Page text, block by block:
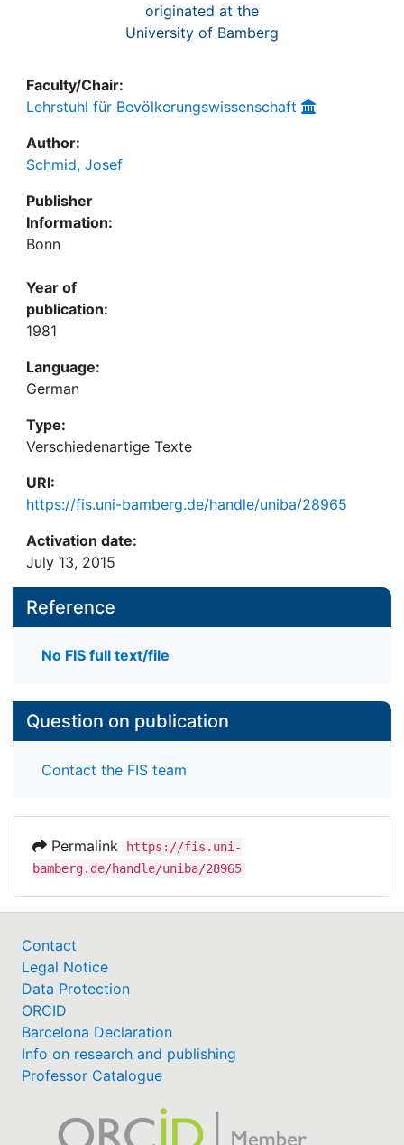
originated at the
University of Bamberg
Faculty/Chair:
Lehrstuhl für Bevölkerungswissenschaft
Author:
Schmid, Josef
Publisher
Information:
Bonn
Year of
publication:
1981
Language:
German
Type:
Verschiedenartige Texte
URI:
https://fis.uni-bamberg.de/handle/uniba/28965
Activation date:
July 13, 2015
Reference
No FIS full text/file
Question on publication
Contact the FIS team
Permalink
https://fis.uni-
bamberg.de/handle/uniba/28965
Contact
Legal Notice
Data Protection
ORCID
Barcelona Declaration
Info on research and publishing
Professor Catalogue